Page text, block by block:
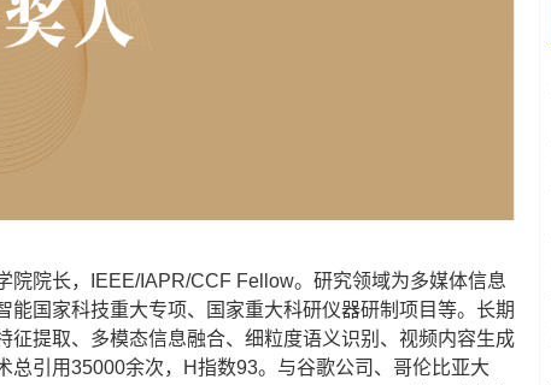
院长，IEEE/IAPR/CCF Fellow。研究领域为多媒体信息
能国家科技重大专项、国家重大科研仪器研制项目等。长期
提取、多模态信息融合、细粒度语义识别、视频内容生成
引用35000余次，H指数93。与谷歌公司、哥伦比亚大